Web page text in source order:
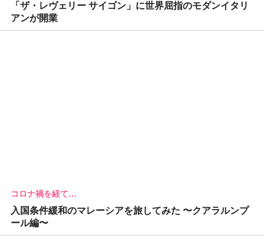
「ザ・レヴェリー サイゴン」に世界屈指のモダンイタリ
アンが開業
コロナ禍を経て…
入国条件緩和のマレーシアを旅してみた 〜クアラルンプ
ール編〜